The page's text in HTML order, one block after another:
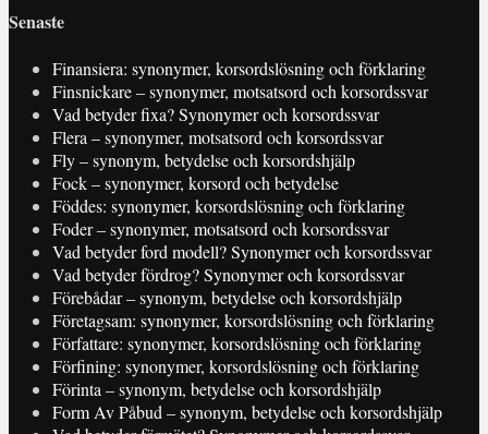
Senaste
Finansiera: synonymer, korsordslösning och förklaring
Finsnickare – synonymer, motsatsord och korsordssvar
Vad betyder fixa? Synonymer och korsordssvar
Flera – synonymer, motsatsord och korsordssvar
Fly – synonym, betydelse och korsordshjälp
Fock – synonymer, korsord och betydelse
Föddes: synonymer, korsordslösning och förklaring
Foder – synonymer, motsatsord och korsordssvar
Vad betyder ford modell? Synonymer och korsordssvar
Vad betyder fördrog? Synonymer och korsordssvar
Förebådar – synonym, betydelse och korsordshjälp
Företagsam: synonymer, korsordslösning och förklaring
Författare: synonymer, korsordslösning och förklaring
Förfining: synonymer, korsordslösning och förklaring
Förinta – synonym, betydelse och korsordshjälp
Form Av Påbud – synonym, betydelse och korsordshjälp